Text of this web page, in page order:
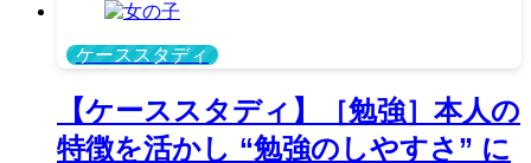
ケーススタディ
【ケーススタディ】［勉強］本人の
特徴を活かし “勉強のしやすさ” に